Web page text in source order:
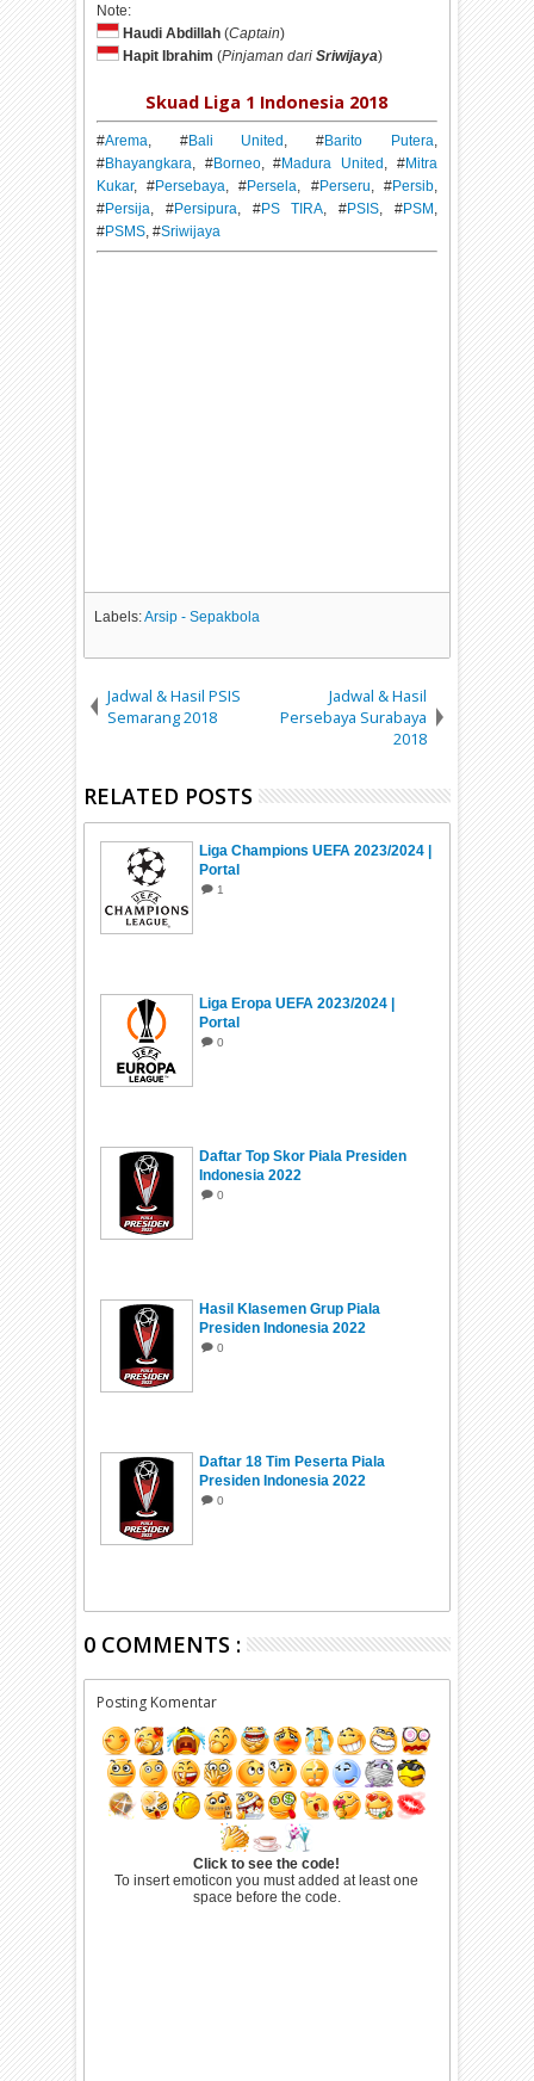
Note:
Haudi Abdillah (Captain)
Hapit Ibrahim (Pinjaman dariSriwijaya)
Skuad Liga 1 Indonesia 2018
#Arema, #Bali United , #Barito Putera,
#Bhayangkara, #Borneo, #Madura United , #Mitra
Kukar, #Persebaya, #Persela, #Perseru, #Persib,
#Persija, #Persipura, #PS TIRA, #PSIS, #PSM ,
#PSMS, #Sriwijaya
Labels:Arsip - Sepakbola
Jadwal & Hasil PSIS
Semarang 2018
Jadwal & Hasil
Persebaya Surabaya
2018
RELATED POSTS
Liga Champions UEFA 2023/2024 |
Portal
1
Liga Eropa UEFA 2023/2024 |
Portal
0
Daftar Top Skor Piala Presiden
Indonesia 2022
0
Hasil Klasemen Grup Piala
Presiden Indonesia 2022
0
Daftar 18 Tim Peserta Piala
Presiden Indonesia 2022
0
0 COMMENTS :
Posting Komentar
Click to see the code!
To insert emoticon you must added at least one
space before the code.